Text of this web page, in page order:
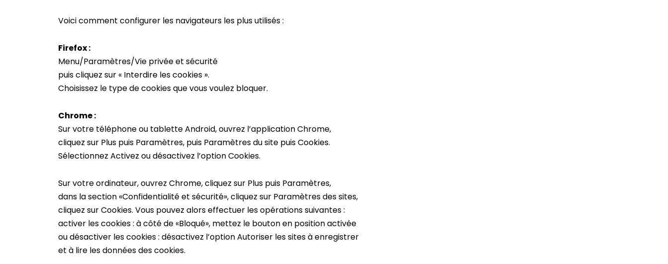
Voici comment configurer les navigateurs les plus utilisés :
Firefox :
Menu/Paramètres/Vie privée et sécurité
puis cliquez sur « Interdire les cookies ».
Choisissez le type de cookies que vous voulez bloquer.
Chrome :
Sur votre téléphone ou tablette Android, ouvrez l’application Chrome,
cliquez sur Plus puis Paramètres, puis Paramètres du site puis Cookies.
Sélectionnez Activez ou désactivez l’option Cookies.
Sur votre ordinateur, ouvrez Chrome, cliquez sur Plus puis Paramètres,
dans la section «Confidentialité et sécurité», cliquez sur Paramètres des sites,
cliquez sur Cookies. Vous pouvez alors effectuer les opérations suivantes :
activer les cookies : à côté de «Bloqué», mettez le bouton en position activée
ou désactiver les cookies : désactivez l’option Autoriser les sites à enregistrer
et à lire les données des cookies.